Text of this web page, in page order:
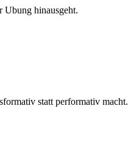
Ubung hinausgeht.
statt performativ macht.